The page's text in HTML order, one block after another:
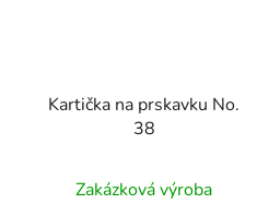
Kartička na prskavku No.
38
Zakázková výroba